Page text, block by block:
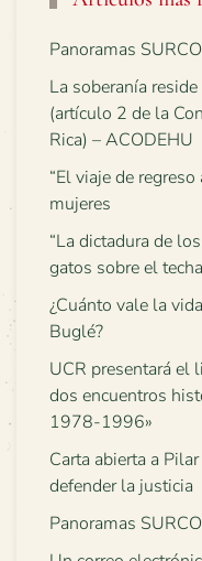
Panoramas
La soberanía
(artículo 2 de la
Rica) – ACODEHU
“El viaje de
mujeres
“La dictadura de
gatos sobre el
¿Cuánto vale la
Buglé?
UCR presentará el
dos encuentros
1978-1996»
Carta abierta a
defender la justicia
Panoramas